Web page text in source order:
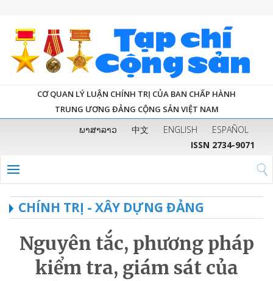
CƠ QUAN LÝ LUẬN CHÍNH TRỊ CỦA BAN CHẤP HÀNH
TRUNG ƯƠNG ĐẢNG CỘNG SẢN VIỆT NAM
ພາສາລາວ 中文 ENGLISH
ESPAÑOL
ISSN 2734-9071
CHÍNH TRỊ - XÂY DỰNG ĐẢNG
Nguyên tắc, phương pháp
kiểm tra, giám sát của